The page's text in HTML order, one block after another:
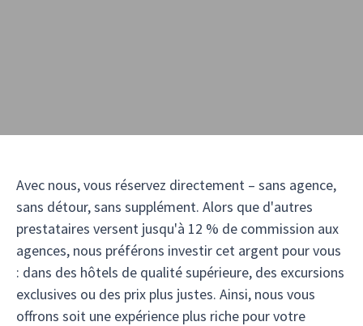
Avec nous, vous réservez directement – sans agence,
sans détour, sans supplément. Alors que d'autres
prestataires versent jusqu'à 12 % de commission aux
agences, nous préférons investir cet argent pour vous
: dans des hôtels de qualité supérieure, des excursions
exclusives ou des prix plus justes. Ainsi, nous vous
offrons soit une expérience plus riche pour votre